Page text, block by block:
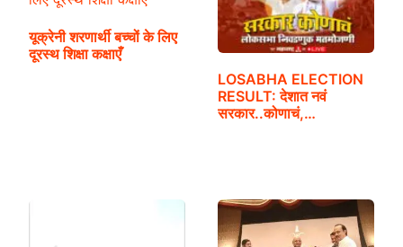
यूक्रेनी शरणार्थी बच्चों के लिए
दूरस्थ शिक्षा कक्षाएँ
LOSABHA ELECTION
RESULT: देशात नवं
सरकार..कोणाचं,…